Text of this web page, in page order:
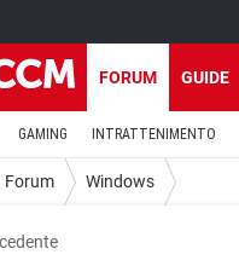
FORUM GUIDE
GAMING INTRATTENIMENTO
Forum Windows